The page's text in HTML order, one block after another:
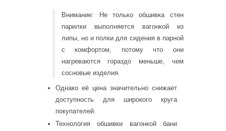
Внимание: Не только обшивка стен
парилки выполняется вагонкой из
липы, но и полки для сидения в парной
с комфортом, потому что они
нагреваются гораздо меньше, чем
сосновые изделия.
Однако её цена значительно снижает
доступность для широкого круга
покупателей.
Технология обшивки вагонкой бани